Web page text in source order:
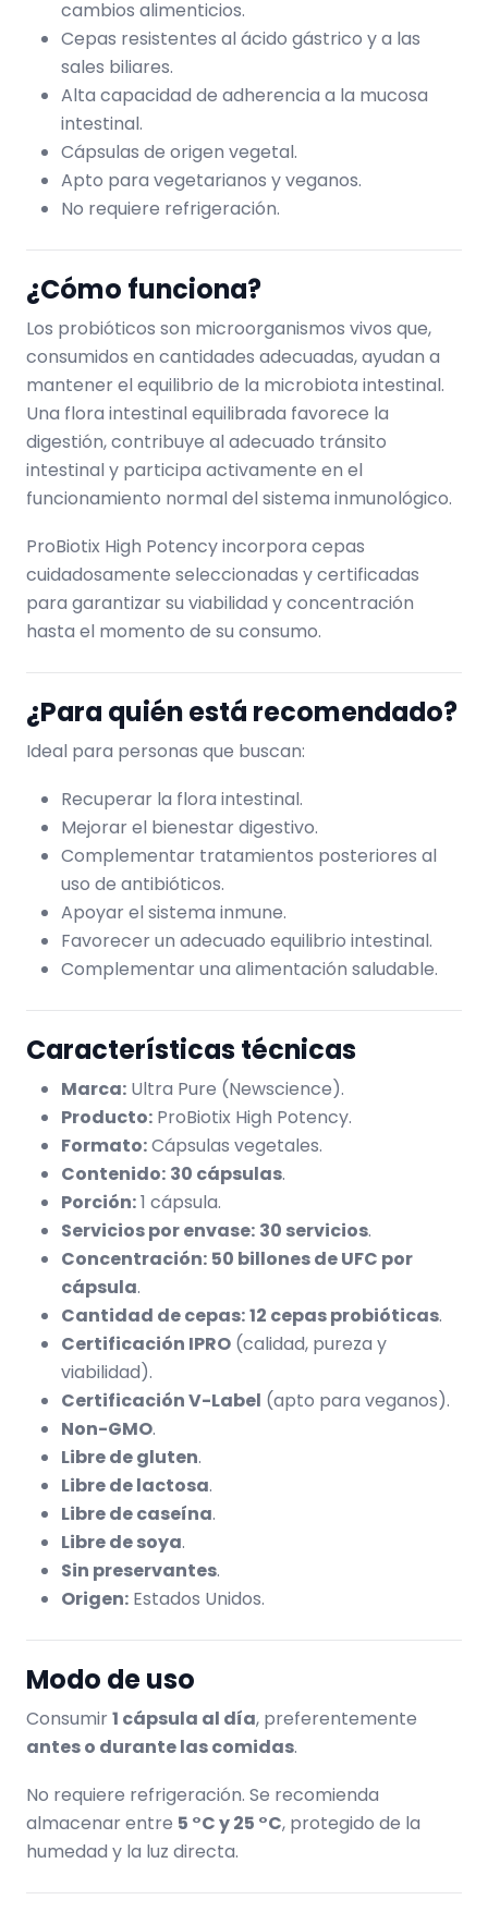
cambios alimenticios.
Cepas resistentes al ácido gástrico y a las
sales biliares.
Alta capacidad de adherencia a la mucosa
intestinal.
Cápsulas de origen vegetal.
Apto para vegetarianos y veganos.
No requiere refrigeración.
¿Cómo funciona?
Los probióticos son microorganismos vivos que,
consumidos en cantidades adecuadas, ayudan a
mantener el equilibrio de la microbiota intestinal.
Una flora intestinal equilibrada favorece la
digestión, contribuye al adecuado tránsito
intestinal y participa activamente en el
funcionamiento normal del sistema inmunológico.
ProBiotix High Potency incorpora cepas
cuidadosamente seleccionadas y certificadas
para garantizar su viabilidad y concentración
hasta el momento de su consumo.
¿Para quién está recomendado?
Ideal para personas que buscan:
Recuperar la flora intestinal.
Mejorar el bienestar digestivo.
Complementar tratamientos posteriores al
uso de antibióticos.
Apoyar el sistema inmune.
Favorecer un adecuado equilibrio intestinal.
Complementar una alimentación saludable.
Características técnicas
Marca: Ultra Pure (Newscience).
Producto: ProBiotix High Potency.
Formato:Cápsulas vegetales.
Contenido: 30 cápsulas.
Porción:1 cápsula.
Servicios por envase: 30 servicios.
Concentración: 50 billones de UFC por
cápsula.
Cantidad de cepas:12 cepas probióticas.
Certificación IPRO (calidad, pureza y
viabilidad).
Certificación V-Label (apto para veganos).
Non-GMO.
Libre de gluten.
Libre de lactosa.
Libre de caseína.
Libre de soya.
Sin preservantes.
Origen: Estados Unidos.
Modo de uso
Consumir1 cápsula al día, preferentemente
antes o durante las comidas.
No requiere refrigeración. Se recomienda
almacenar entre 5 °C y 25 °C, protegido de la
humedad y la luz directa.